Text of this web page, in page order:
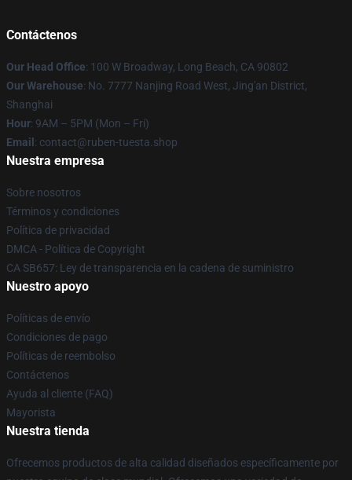
Contáctenos
Our Head Office: 100 W Broadway, Long Beach, CA 90802
Our Warehouse: No. 7777 Nanjing Road West, Jing'an District,
Shanghai
Hour: 9AM – 5PM (Mon – Fri)
Email : contact@ruben-tuesta.shop
Nuestra empresa
Sobre nosotros
Términos y condiciones
Política de privacidad
DMCA - Política de Copyright
CA SB657: Ley de transparencia en la cadena de suministro
Nuestro apoyo
Políticas de envío
Condiciones de pago
Políticas de reembolso
Contáctenos
Ayuda al cliente (FAQ)
Mayorista
Nuestra tienda
Ofrecemos productos de alta calidad diseñados específicamente por